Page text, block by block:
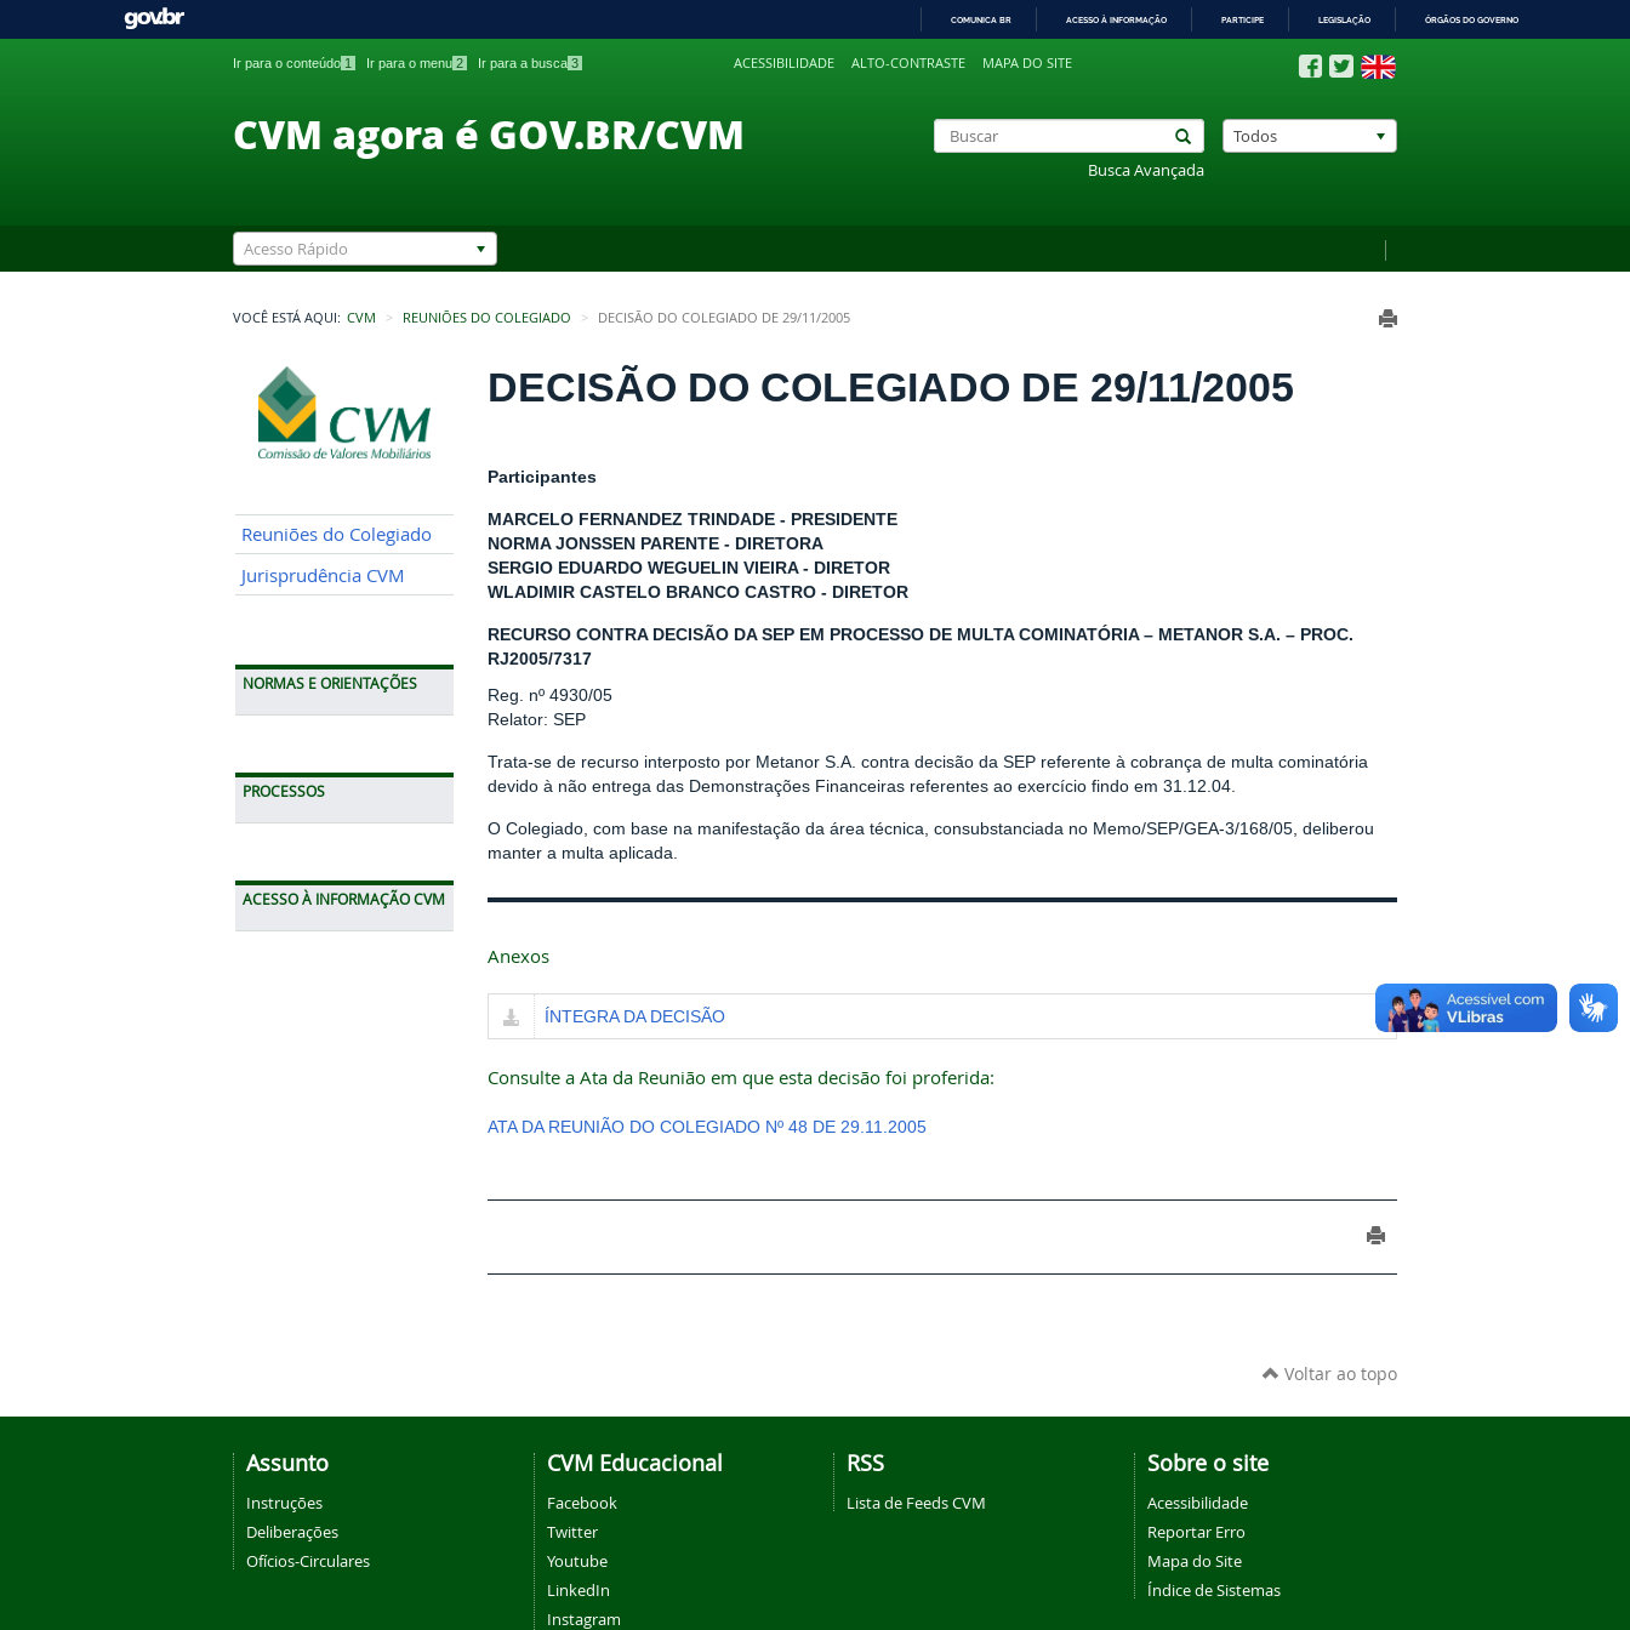
PARA
COMUNICA BR ACESSO À INFORMAÇÃO PARTICIPE LEGISLAÇÃO ÓRGÃOS DO GOVERNO
Ir para o conteúdo 1 Ir para o menu 2 Ir para a busca 3 ACESSIBILIDADE ALTO-CONTRASTE MAPA DO SITE
CVM agora é GOV.BR/CVM
Busca Avançada
Todos
Acesso Rápido
VOCÊ ESTÁ AQUI: CVM REUNIÕES DO COLEGIADO DECISÃO DO COLEGIADO DE 29/11/2005
Reuniões do Colegiado
Jurisprudência CVM
NORMAS E ORIENTAÇÕES
PROCESSOS
ACESSO À INFORMAÇÃO CVM
DECISÃO DO COLEGIADO DE 29/11/2005
Participantes
MARCELO FERNANDEZ TRINDADE - PRESIDENTE
NORMA JONSSEN PARENTE - DIRETORA
SERGIO EDUARDO WEGUELIN VIEIRA - DIRETOR
WLADIMIR CASTELO BRANCO CASTRO - DIRETOR
RECURSO CONTRA DECISÃO DA SEP EM PROCESSO DE MULTA COMINATÓRIA – METANOR S.A. – PROC.
RJ2005/7317
Reg. nº 4930/05
Relator: SEP
Trata-se de recurso interposto por Metanor S.A. contra decisão da SEP referente à cobrança de multa cominatória
devido à não entrega das Demonstrações Financeiras referentes ao exercício findo em 31.12.04.
O Colegiado, com base na manifestação da área técnica, consubstanciada no Memo/SEP/GEA-3/168/05, deliberou
manter a multa aplicada.
Anexos
ÍNTEGRA DA DECISÃO
Consulte a Ata da Reunião em que esta decisão foi proferida:
ATA DA REUNIÃO DO COLEGIADO Nº 48 DE 29.11.2005
Voltar ao topo
Assunto
Instruções
Deliberações
Ofícios-Circulares
CVM Educacional
Facebook
Twitter
Youtube
LinkedIn
Instagram
RSS
Lista de Feeds CVM
Sobre o site
Acessibilidade
Reportar Erro
Mapa do Site
Índice de Sistemas